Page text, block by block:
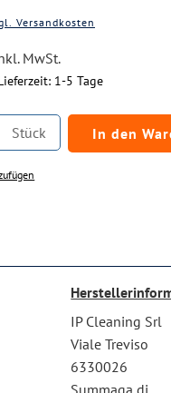
Versandkosten
MwSt.
1-5 Tage
Gib den
Stück In den
IP Cleaning Srl
Viale Treviso
6330026